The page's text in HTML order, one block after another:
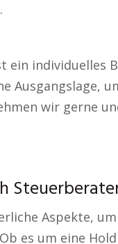
individuelles
Ausgangslage,
wir gerne
Aspekte,
es um eine